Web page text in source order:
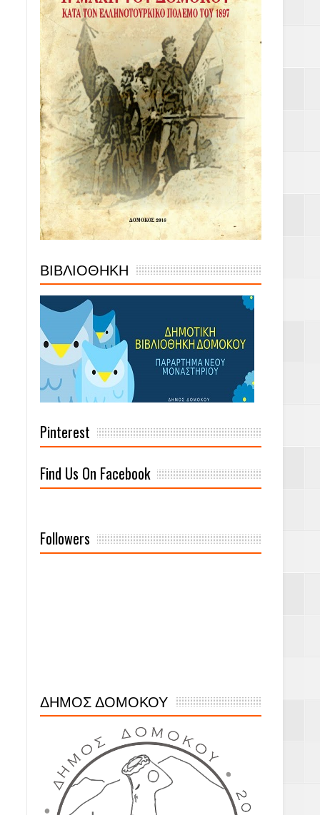
ΒΙΒΛΙΟΘΗΚΗ
Pinterest
Find Us On Facebook
Followers
ΔΗΜΟΣ ΔΟΜΟΚΟΥ